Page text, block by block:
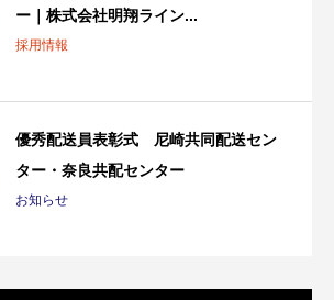
ー｜株式会社明翔ライン...
採用情報
優秀配送員表彰式 尼崎共同配送セン
ター・奈良共配センター
お知らせ